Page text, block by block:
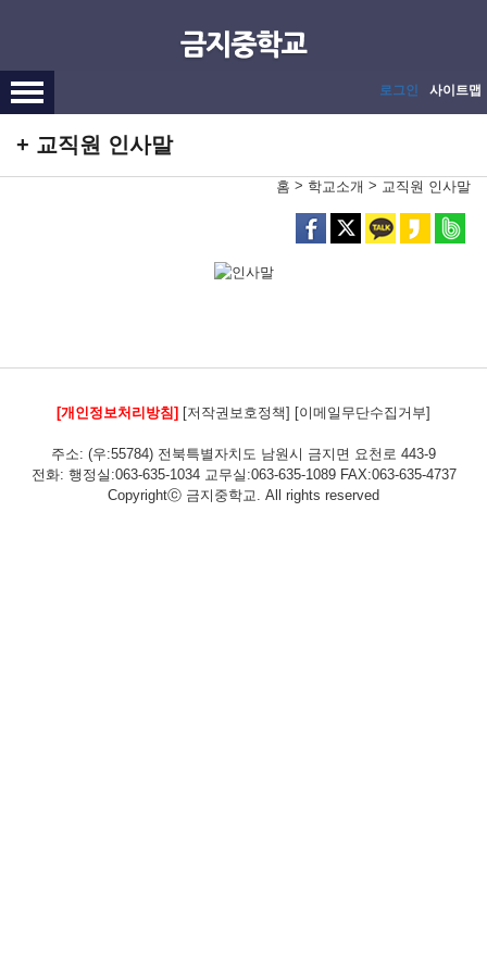
로그인 사이트맵
교직원 인사말
홈 > 학교소개 > 교직원 인사말
[개인정보처리방침] [저작권보호정책] [이메일무단수집거부]
주소: (우:55784) 전북특별자치도 남원시 금지면 요천로 443-9
전화: 행정실:063-635-1034 교무실:063-635-1089 FAX:063-635-4737
Copyrightⓒ 금지중학교. All rights reserved